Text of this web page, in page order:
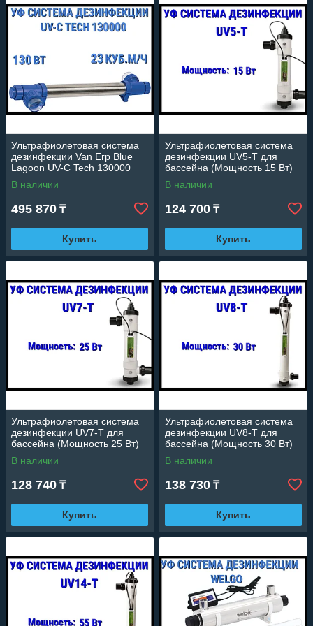
Ультрафиолетовая система
дезинфекции Van Erp Blue
Lagoon UV-C Tech 130000
для бассейна (130 Вт, 23
куб.м/ч)
В наличии
495 870 ₸
Купить
Ультрафиолетовая система
дезинфекции UV5-T для
бассейна (Мощность 15 Вт)
В наличии
124 700 ₸
Купить
Ультрафиолетовая система
дезинфекции UV7-T для
бассейна (Мощность 25 Вт)
В наличии
128 740 ₸
Купить
Ультрафиолетовая система
дезинфекции UV8-T для
бассейна (Мощность 30 Вт)
В наличии
138 730 ₸
Купить